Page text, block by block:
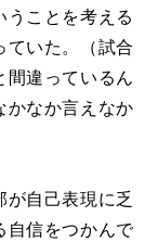
ことを考える
ていた。（試合
間違っているん
かなか言えなか
自己表現に乏
自信をつかんで